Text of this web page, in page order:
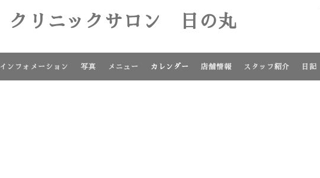
クリニックサロン 日の丸
インフォメーション 写真 メニュー カレンダー 店舗情報 スタッフ紹介 日記